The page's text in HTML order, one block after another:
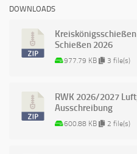
DOWNLOADS
Schießen 2026
977.79 KB 3 file(s)
RWK 2026/2027
Ausschreibung
600.88 KB 2 file(s)